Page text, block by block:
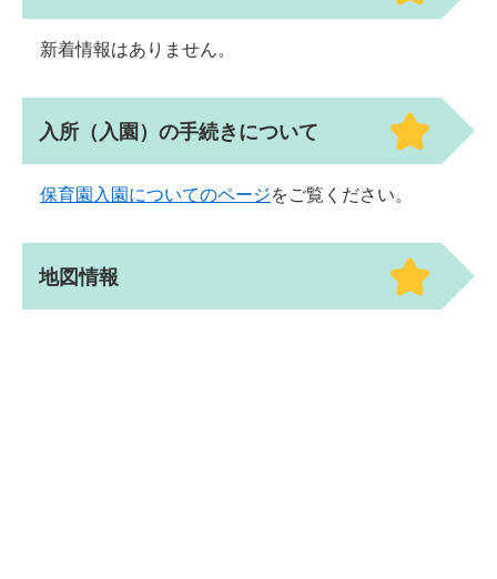
新着情報はありません。
入所（入園）の手続きについて
保育園入園についてのページをご覧ください。
地図情報